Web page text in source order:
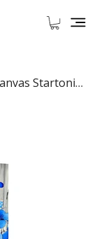
Acuarela Flori Albastru Pur - Tablou Canvas Startonight